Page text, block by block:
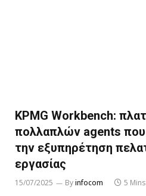
KPMG Workbench:
πολλαπλών agents
την εξυπηρέτηση
εργασίας
15/07/2025 Byinfocom 5